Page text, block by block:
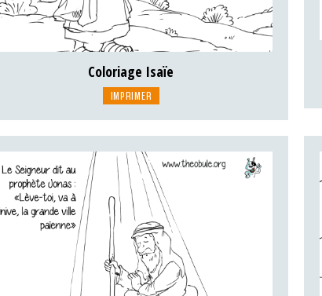
Coloriage Isaïe
IMPRIMER